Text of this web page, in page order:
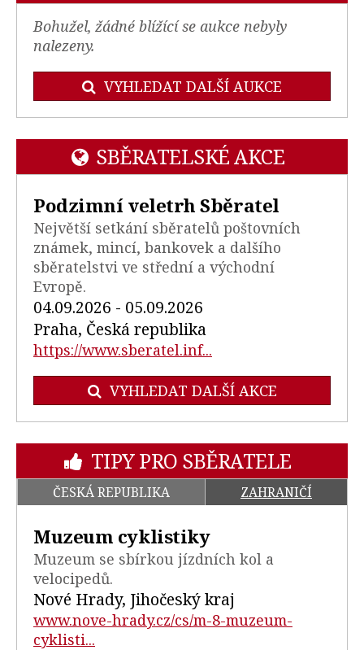
Bohužel, žádné blížící se aukce nebyly
nalezeny.
VYHLEDAT DALŠÍ AUKCE
SBĚRATELSKÉ AKCE
Podzimní veletrh Sběratel
Největší setkání sběratelů poštovních
známek, mincí, bankovek a dalšího
sběratelstvi ve střední a východní
Evropě.
04.09.2026 - 05.09.2026
Praha, Česká republika
https://www.sberatel.inf...
VYHLEDAT DALŠÍ AKCE
TIPY PRO SBĚRATELE
ČESKÁ REPUBLIKA ZAHRANIČÍ
Muzeum cyklistiky
Muzeum se sbírkou jízdních kol a
velocipedů.
Nové Hrady, Jihočeský kraj
www.nove-hrady.cz/cs/m-8-muzeum-
cyklisti...